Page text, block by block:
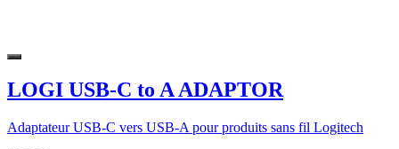
LOGI USB-C to A ADAPTOR
Adaptateur USB-C vers USB-A pour produits sans fil Logitech